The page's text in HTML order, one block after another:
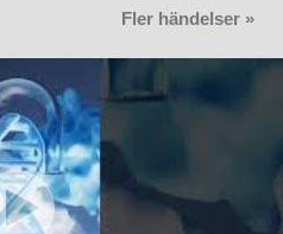
Fler händelser »